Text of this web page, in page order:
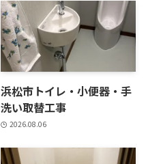
浜松市トイレ・小便器・手
洗い取替工事
2026.08.06